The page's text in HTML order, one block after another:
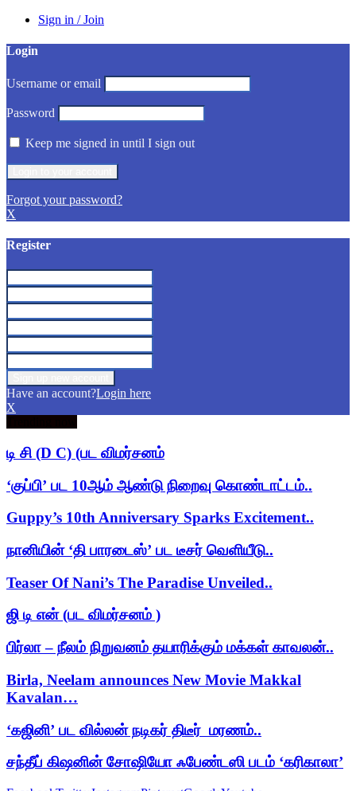
Sign in / Join
Login
Username or email
Password
Keep me signed in until I sign out
Forgot your password?
X
Register
Have an account?Login here
X
டி சி (D C) (பட விமர்சனம்
‘குப்பி’ பட 10ஆம் ஆண்டு நிறைவு கொண்டாட்டம்..
Guppy’s 10th Anniversary Sparks Excitement..
நானியின் ‘தி பாரடைஸ்’ பட டீசர் வெளியீடு..
Teaser Of Nani’s The Paradise Unveiled..
ஜி டி என் (பட விமர்சனம் )
பிர்லா – நீலம் நிறுவனம் தயாரிக்கும் மக்கள் காவலன்..
Birla, Neelam announces New Movie Makkal
Kavalan…
‘கஜினி’ பட வில்லன் நடிகர் திடீர் மரணம்..
சந்தீப் கிஷனின் சோஷியோ ஃபேண்டஸி படம் ‘கரிகாலா’